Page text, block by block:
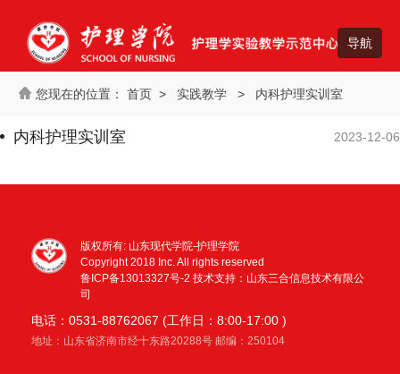
首页 > 实践教学 > 内科护理实训室
内科护理实训室 2023-12-06
版权所有: 山东现代学院-护理学院
Copyright 2018 Inc. All rights reserved
鲁ICP备13013327号-2 技术支持：山东三合信息技术有限公
司
电话：0531-88762067 (工作日：8:00-17:00 )
地址：山东省济南市经十东路20288号 邮编：250104